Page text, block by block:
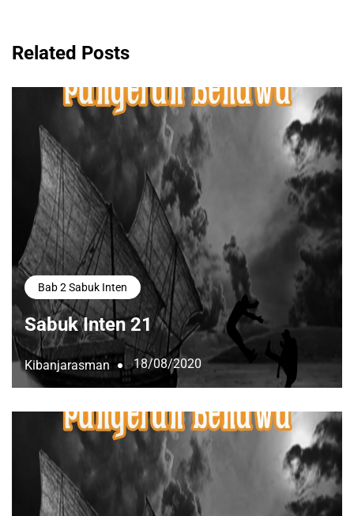
Related Posts
Bab 2 Sabuk Inten
Sabuk Inten 21
Kibanjarasman 18/08/2020